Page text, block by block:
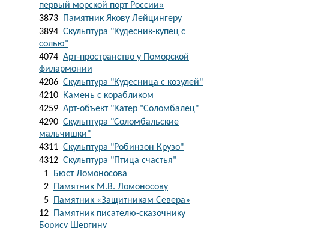
первый морской порт России»
3873
Памятник Якову Лейцингеру
3894 Скульптура "Кудесник-купец с
солью"
4074 Арт-пространство у Поморской
филармонии
4206 Скульптура "Кудесница с козулей"
4210
Камень с корабликом
4259 Арт-объект "Катер "Соломбалец"
4290 Скульптура "Соломбальские
мальчишки"
4311 Скульптура "Робинзон Крузо"
4312 Скульптура "Птица счастья"
1
Бюст Ломоносова
2
Памятник М.В. Ломоносову
5
Памятник «Защитникам Севера»
12
Памятник писателю-сказочнику
Борису Шергину